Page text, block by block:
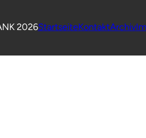
2026StartseiteKontaktArchiv